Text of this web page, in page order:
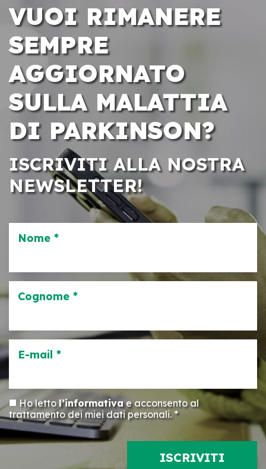
VUOI RIMANERE
SEMPRE
AGGIORNATO
SULLA MALATTIA
DI PARKINSON?
ISCRIVITI ALLA NOSTRA
NEWSLETTER!
Nome *
Cognome *
E-mail *
Ho lettol’informativae acconsento al
trattamento dei miei dati personali. *